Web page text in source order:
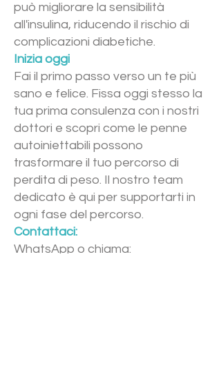
può migliorare la sensibilità
all'insulina, riducendo il rischio di
complicazioni diabetiche.
Inizia oggi
Fai il primo passo verso un te più
sano e felice. Fissa oggi stesso la
tua prima consulenza con i nostri
dottori e scopri come le penne
autoiniettabili possono
trasformare il tuo percorso di
perdita di peso. Il nostro team
dedicato è qui per supportarti in
ogni fase del percorso.
Contattaci:
WhatsApp o chiama: